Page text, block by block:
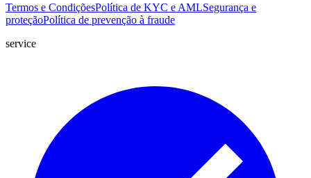
Termos e CondiçõesPolítica de KYC e AMLSegurança e
proteçãoPolítica de prevenção à fraude
service